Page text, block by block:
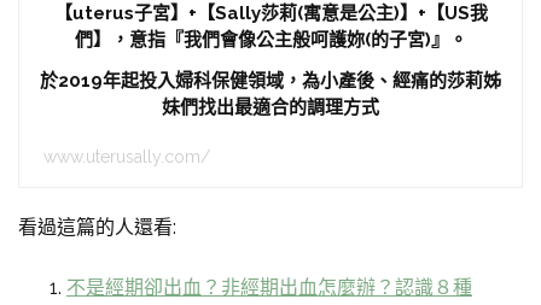
【uterus子宮】+【Sally莎莉(寓意是公主)】+【US我
們】，意指『我們會像公主般呵護妳(的子宮)』。
於2019年起投入婦科保健領域，為小產後、經痛的莎莉姊
妹們找出最適合的調理方式
www.uterusally.com/
看過這篇的人還看:
不是經期卻出血？非經期出血怎麼辦？認識８種